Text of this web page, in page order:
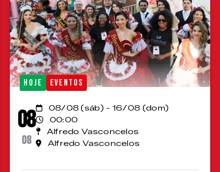
HOJE EVENTOS
08
08
08/08 (sáb) - 16/08 (dom)
00:00
Alfredo Vasconcelos
Alfredo Vasconcelos